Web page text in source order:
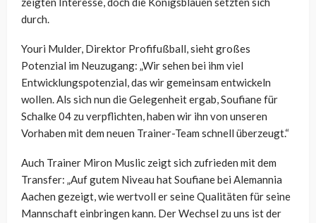
durch.
Youri Mulder, Direktor Profifußball, sieht großes
Potenzial im Neuzugang: „Wir sehen bei ihm viel
Entwicklungspotenzial, das wir gemeinsam entwickeln
wollen. Als sich nun die Gelegenheit ergab, Soufiane für
Schalke 04 zu verpflichten, haben wir ihn von unseren
Vorhaben mit dem neuen Trainer-Team schnell überzeugt.“
Auch Trainer Miron Muslic zeigt sich zufrieden mit dem
Transfer: „Auf gutem Niveau hat Soufiane bei Alemannia
Aachen gezeigt, wie wertvoll er seine Qualitäten für seine
Mannschaft einbringen kann. Der Wechsel zu uns ist der